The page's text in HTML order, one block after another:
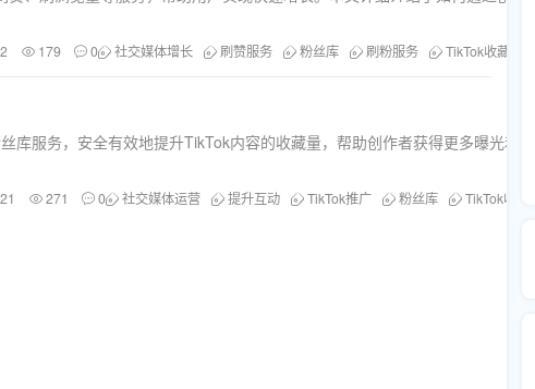
179 0 社交媒体增长 刷赞服务 粉丝库 刷粉服务 TikTok收藏量
服务，安全有效地提升TikTok内容的收藏量，帮助创作者获得更多曝光和成
271 0 社交媒体运营 提升互动 TikTok推广 粉丝库 TikTok收藏量